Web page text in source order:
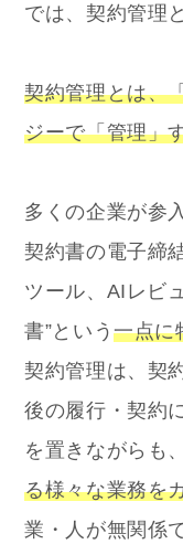
では、契約管理
契約管理とは、
ジーで「管理」
多くの企業が参
契約書の電子締
ツール、AIレビ
書”という一点に
契約管理は、契
後の履行・契約
を置きながらも、
る様々な業務を
業・人が無関係